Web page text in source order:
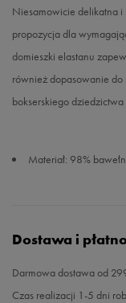
Niesamowicie delikatna i
propozycja dla
domieszki elastanu
również dopasowanie do
bokserskiego dziedzictwa
Materiał: 98%
Dostawa i
Darmowa dostawa od
Czas realizacji 1-5 dni